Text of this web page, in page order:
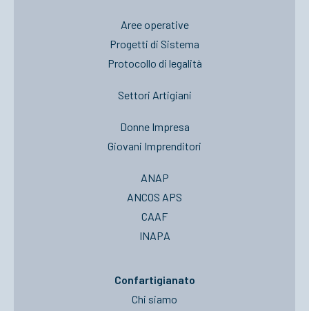
Aree operative
Progetti di Sistema
Protocollo di legalità
Settori Artigiani
Donne Impresa
Giovani Imprenditori
ANAP
ANCOS APS
CAAF
INAPA
Confartigianato
Chi siamo